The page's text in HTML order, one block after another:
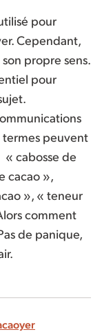
pour
Cependant,
propre sens.
pour
peuvent
cabosse de
cacao »,
», « teneur
comment
de panique,